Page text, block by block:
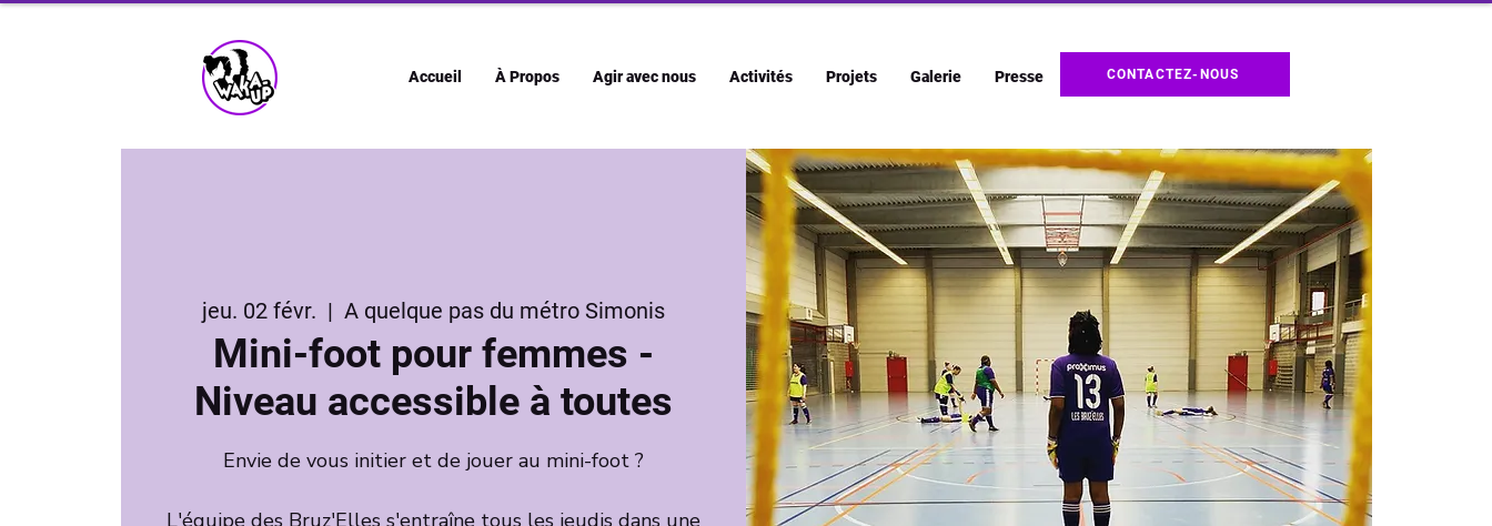
Accueil À Propos Agir avec nous Activités Projets Galerie Presse CONTACTEZ-NOUS
jeu. 02 févr.
  |
A quelque pas du métro Simonis
Mini-foot pour femmes -
Niveau accessible à toutes
Envie de vous initier et de jouer au mini-foot ?
L'équipe des Bruz'Elles s'entraîne tous les jeudis dans une